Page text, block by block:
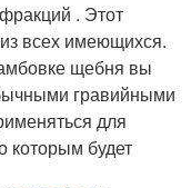
. Этот
всех имеющихся.
щебня вы
гравийными
для
которым будет